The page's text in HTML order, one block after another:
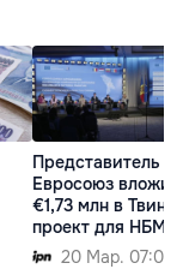
Представитель
Евросоюз вложил
€1,73 млн в
проект для НБМ
20 Мар. 07:00